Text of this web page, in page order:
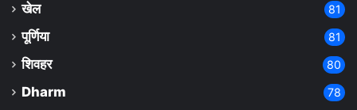
खेल 81
पूर्णिया 81
शिवहर 80
Dharm 78